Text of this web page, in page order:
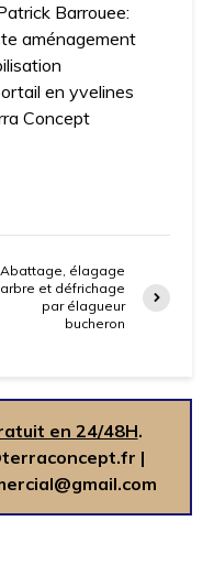
Barrouee:
aménagement
en yvelines
Concept
Abattage, élagage
arbre et défrichage
par élagueur
bucheron
en 24/48H.
|